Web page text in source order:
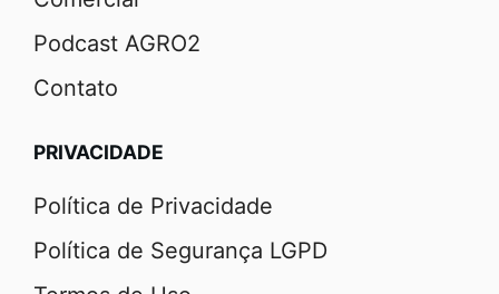
Podcast AGRO2
Contato
PRIVACIDADE
Política de Privacidade
Política de Segurança LGPD